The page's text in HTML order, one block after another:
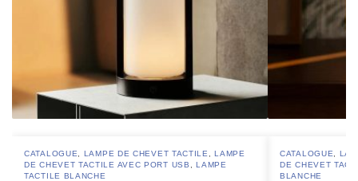
CATALOGUE LAMPE DE CHEVET TACTILE ,LAMPE
DE CHEVET TACTILE AVEC PORT USB
,LAMPE
TACTILE BLANCHE
CATALOGUE
DE CHEVET
BLANCHE